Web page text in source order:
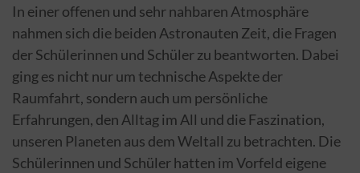
In einer offenen und sehr nahbaren Atmosphäre
nahmen sich die beiden Astronauten Zeit, die Fragen
der Schülerinnen und Schüler zu beantworten. Dabei
ging es nicht nur um technische Aspekte der
Raumfahrt, sondern auch um persönliche
Erfahrungen, den Alltag im All und die Faszination,
unseren Planeten aus dem Weltall zu betrachten. Die
Schülerinnen und Schüler hatten im Vorfeld eigene